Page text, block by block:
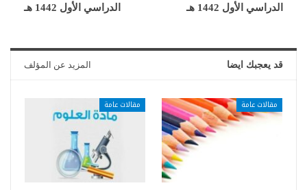
الدراسي الأول 1442 هـ
الدراسي الأول 1442 هـ
قد يعجبك ايضا المزيد عن المؤلف
مقالات عامة مقالات عامة